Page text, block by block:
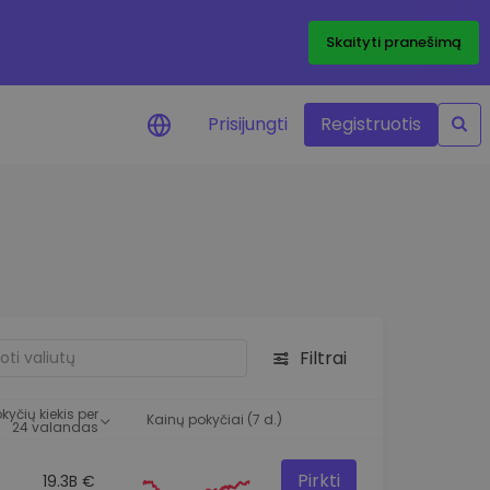
Skaityti pranešimą
Prisijungti Registruotis
Filtrai
kiekis per
24 valandas Kainų pokyčiai (7 d.)
19.3B € Pirkti